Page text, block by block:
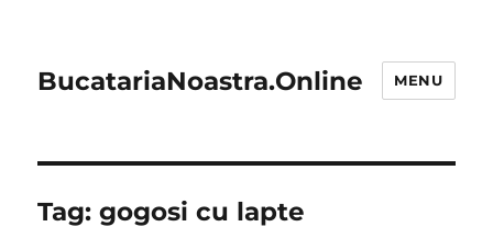
BucatariaNoastra.Online MENU
Tag:gogosi cu lapte